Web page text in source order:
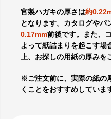
官製ハガキの厚さは約
となります。カタログやパ
0.17mm前後です。また、
よって紙詰まりを起こす場
上、お探しの用紙の厚みを
※ご注文前に、実際の紙の
くことをおすすめしていま